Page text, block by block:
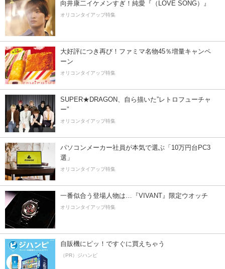
向井康二イケメンすぎ！純愛『（LOVE SONG）』
オリコンタイアップ特集
大好評につき再び！ファミマ名物45％増量キャンペ
ーン
オリコンタイアップ特集
SUPER★DRAGON、自ら描いた”レトロフューチャ
ー”
オリコンタイアップ特集
パソコンメーカー社員が本気で選ぶ「10万円台PC3
選」
オリコンタイアップ特集
一番似合う登場人物は…『VIVANT』限定ウオッチ
オリコンタイアップ特集
自販機にピッ！ですぐに買えちゃう
（PR）ジハンピ